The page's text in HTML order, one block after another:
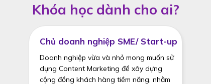
Khóa học dành cho ai?
Doanh nghiệp vừa và nhỏ mong muốn sử
dụng Content Marketing để xây dựng
cộng đồng khách hàng tiềm năng, nhằm
Chủ doanh nghiệp SME/ Start-up